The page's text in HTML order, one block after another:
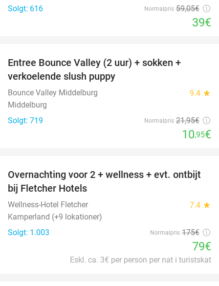
Solgt: 616
Normalpris 59,05€
39€
Entree Bounce Valley (2 uur) + sokken +
verkoelende slush puppy
Bounce Valley Middelburg 9.4 star
Middelburg
Solgt: 719
Normalpris 21,95€
10,95€
55%
Overnachting voor 2 + wellness + evt. ontbijt
bij Fletcher Hotels
Wellness-Hotel Fletcher 7.4 star
Kamperland (+9 lokationer)
Solgt: 1.003
Normalpris 175€
79€
Eskl. ca. 3€ per person per nat i turistskat